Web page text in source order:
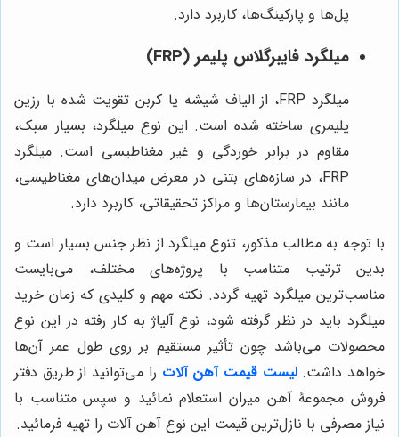
پل‌ها و پارکینگ‌ها، کاربرد دارد.
میلگرد فایبرگلاس پلیمر (FRP)
میلگرد FRP، از الیاف شیشه یا کربن تقویت شده با رزین
پلیمری ساخته شده است. این نوع میلگرد، بسیار سبک،
مقاوم در برابر خوردگی و غیر مغناطیسی است. میلگرد
FRP، در سازه‌های بتنی در معرض میدان‌های مغناطیسی،
مانند بیمارستان‌ها و مراکز تحقیقاتی، کاربرد دارد.
با توجه به مطالب مذکور، تنوع میلگرد از نظر جنس بسیار است و
بدین ترتیب متناسب با پروژه‌های مختلف، می‌بایست
مناسب‌ترین میلگرد تهیه گردد. نکته مهم و کلیدی که زمان خرید
میلگرد باید در نظر گرفته شود، نوع آلیاژ به کار رفته در این نوع
محصولات می‌باشد چون تأثیر مستقیم بر روی طول عمر آن‌ها
خواهد داشت.لیست قیمت آهن آلات را می‌توانید از طریق دفتر
فروش مجموعۀ آهن میران استعلام نمائید و سپس متناسب با
نیاز مصرفی با نازل‌ترین قیمت این نوع آهن آلات را تهیه فرمائید.